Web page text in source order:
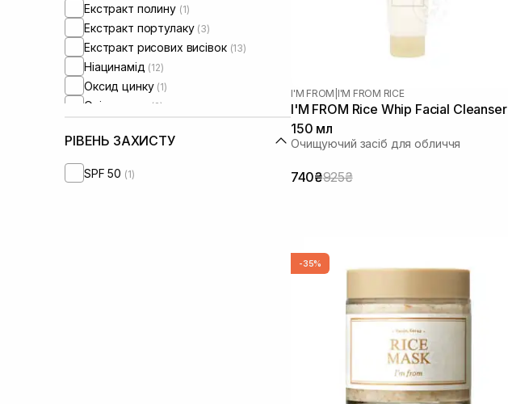
Екстракт полину (1)
Екстракт портулаку (3)
Екстракт рисових висівок (13)
Ніацинамід (12)
Оксид цинку (1)
Олія аргани (2)
Сквалан(2)
РІВЕНЬ ЗАХИСТУ
SPF 50 (1)
I'M FROM I'M FROM RICE
I'M FROM Rice Whip Facial Cleanser
150 мл
Очищуючий засіб для обличчя
740₴925₴
-35%